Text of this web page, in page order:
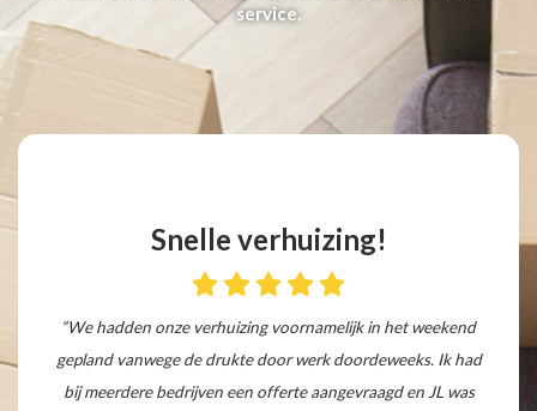
service.
Snelle verhuizing!
“We hadden onze verhuizing voornamelijk in het weekend
gepland vanwege de drukte door werk doordeweeks. Ik had
bij meerdere bedrijven een offerte aangevraagd en JL was